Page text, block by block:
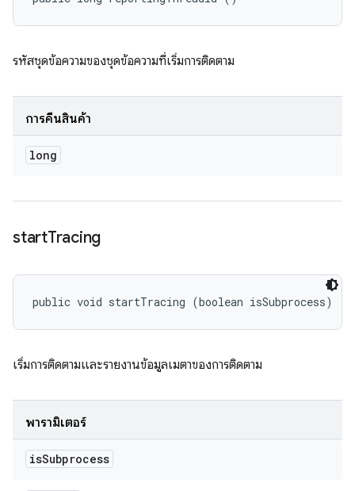
รหัสชุดข้อความของชุดข้อความที่เริ่มการติดตาม
การคืนสินค้า
long
startTracing
public void startTracing (boolean isSubprocess)
เริ่มการติดตามและรายงานข้อมูลเมตาของการติดตาม
พารามิเตอร์
isSubprocess